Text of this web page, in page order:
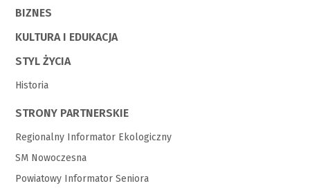
BIZNES
KULTURA I EDUKACJA
STYL ŻYCIA
Historia
STRONY PARTNERSKIE
Regionalny Informator Ekologiczny
SM Nowoczesna
Powiatowy Informator Seniora